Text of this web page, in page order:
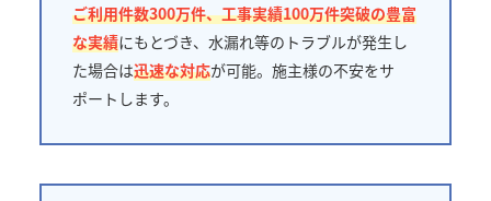
ご利用件数300万件、工事実績100万件突破の豊富
な実績にもとづき、水漏れ等のトラブルが発生し
た場合は迅速な対応が可能。施主様の不安をサ
ポートします。